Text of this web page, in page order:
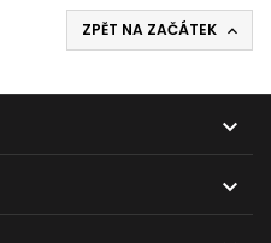
ZPĚT NA ZAČÁTEK 

